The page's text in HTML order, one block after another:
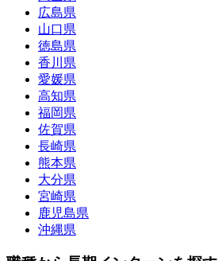
広島県
山口県
徳島県
香川県
愛媛県
高知県
福岡県
佐賀県
長崎県
熊本県
大分県
宮崎県
鹿児島県
沖縄県